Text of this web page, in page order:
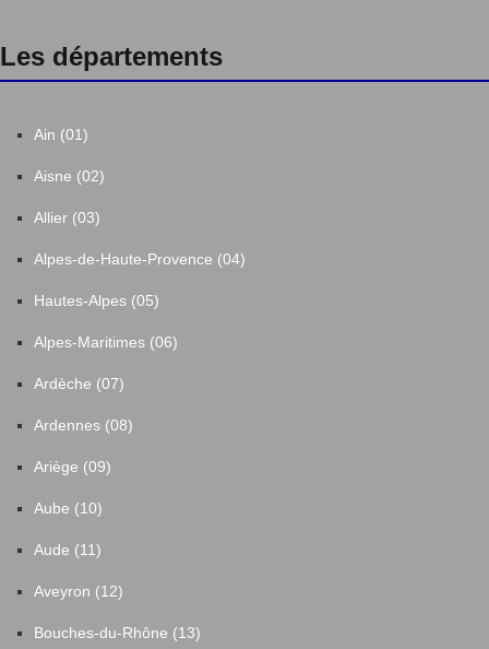
Les départements
Ain (01)
Aisne (02)
Allier (03)
Alpes-de-Haute-Provence (04)
Hautes-Alpes (05)
Alpes-Maritimes (06)
Ardèche (07)
Ardennes (08)
Ariège (09)
Aube (10)
Aude (11)
Aveyron (12)
Bouches-du-Rhône (13)